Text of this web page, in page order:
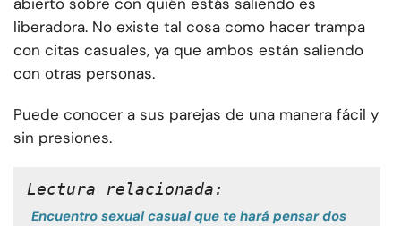
liberadora. No existe tal cosa como hacer trampa
con citas casuales, ya que ambos están saliendo
con otras personas.
Puede conocer a sus parejas de una manera fácil y
sin presiones.
Lectura relacionada:
Encuentro sexual casual que te hará pensar dos